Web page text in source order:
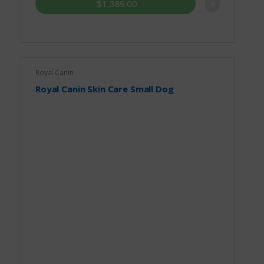
$1,389.00
Royal Canin
Royal Canin Skin Care Small Dog